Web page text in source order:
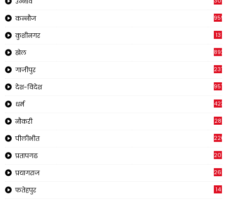
कन्नौज 959
कुशीनगर 13
खेल 892
गाजीपुर 237
देश-विदेश 957
धर्म 423
नौकरी 28
पीलीभीत
प्रतापगढ 2011
प्रयागराज 269
फतेहपुर 14